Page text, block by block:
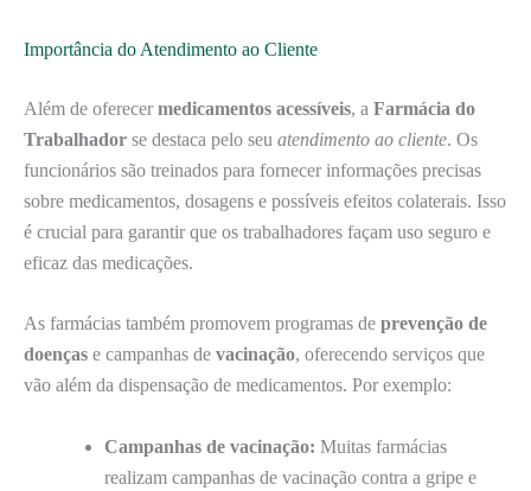
Importância do Atendimento ao Cliente
Além de oferecer medicamentos acessíveis, a Farmácia do
Trabalhador se destaca pelo seu atendimento ao cliente. Os
funcionários são treinados para fornecer informações precisas
sobre medicamentos, dosagens e possíveis efeitos colaterais. Isso
é crucial para garantir que os trabalhadores façam uso seguro e
eficaz das medicações.
As farmácias também promovem programas de prevenção de
doenças e campanhas de vacinação, oferecendo serviços que
vão além da dispensação de medicamentos. Por exemplo:
Campanhas de vacinação: Muitas farmácias
realizam campanhas de vacinação contra a gripe e